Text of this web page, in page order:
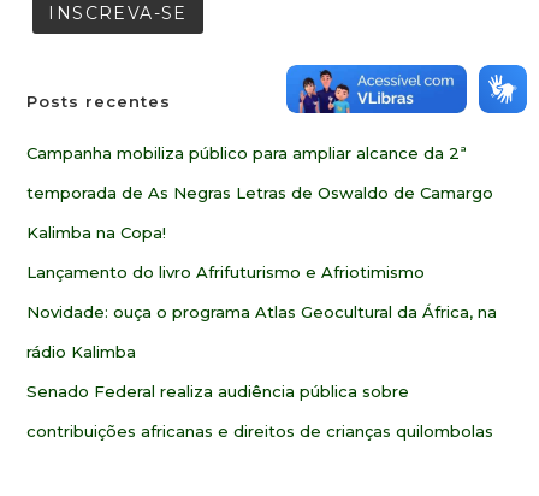
Posts recentes
Campanha mobiliza público para ampliar alcance da 2ª
temporada de As Negras Letras de Oswaldo de Camargo
Kalimba na Copa!
Lançamento do livro Afrifuturismo e Afriotimismo
Novidade: ouça o programa Atlas Geocultural da África, na
rádio Kalimba
Senado Federal realiza audiência pública sobre
contribuições africanas e direitos de crianças quilombolas